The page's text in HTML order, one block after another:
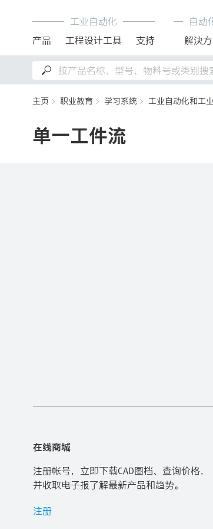
工业自动化
产品
工程设计工具 支持
自动
解決
主页 职业教育 学习系统 工业自动化和工
单一工件流
在线商城
注册帐号，立即下载CAD图档、查询价格，
并收取电子报了解最新产品和趋势。
注册